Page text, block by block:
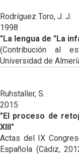
Rodríguez Toro, J. J.
1998
"La lengua de "La
(Contribución al
Universidad de
Ruhstaller, S.
2015
"El proceso de
XIII"
Actas del IX
Española (Cádiz,